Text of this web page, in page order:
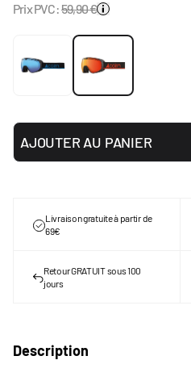
Prix PVC:59,90 €
AJOUTER AU PANIER
Livraison gratuite à partir de
69€
Retour GRATUIT sous 100
jours
Description